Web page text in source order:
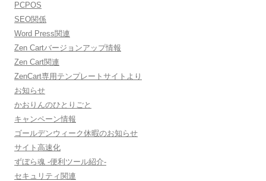
PCPOS
SEO関係
Word Press関連
Zen Cartバージョンアップ情報
Zen Cart関連
ZenCart専用テンプレートサイトより
お知らせ
かおりんのひとりごと
キャンペーン情報
ゴールデンウィーク休暇のお知らせ
サイト高速化
ずぼら魂 -便利ツール紹介-
セキュリティ関連